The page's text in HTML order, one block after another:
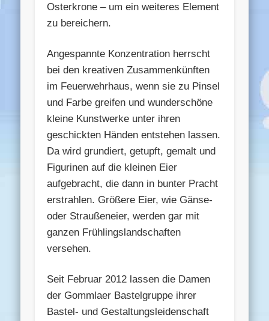
Osterkrone – um ein weiteres Element
zu bereichern.
Angespannte Konzentration herrscht
bei den kreativen Zusammenkünften
im Feuerwehrhaus, wenn sie zu Pinsel
und Farbe greifen und wunderschöne
kleine Kunstwerke unter ihren
geschickten Händen entstehen lassen.
Da wird grundiert, getupft, gemalt und
Figurinen auf die kleinen Eier
aufgebracht, die dann in bunter Pracht
erstrahlen. Größere Eier, wie Gänse-
oder Straußeneier, werden gar mit
ganzen Frühlingslandschaften
versehen.
Seit Februar 2012 lassen die Damen
der Gommlaer Bastelgruppe ihrer
Bastel- und Gestaltungsleidenschaft